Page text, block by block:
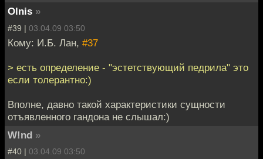
Olnis »
#39 | 03.04.09 03:50
Кому: И.Б. Лан, #37
> есть определение - "эстетствующий педрила" это
если толерантно:)
Вполне, давно такой характеристики сущности
отъявленного гандона не слышал:)
W!nd »
#40 | 03.04.09 03:50